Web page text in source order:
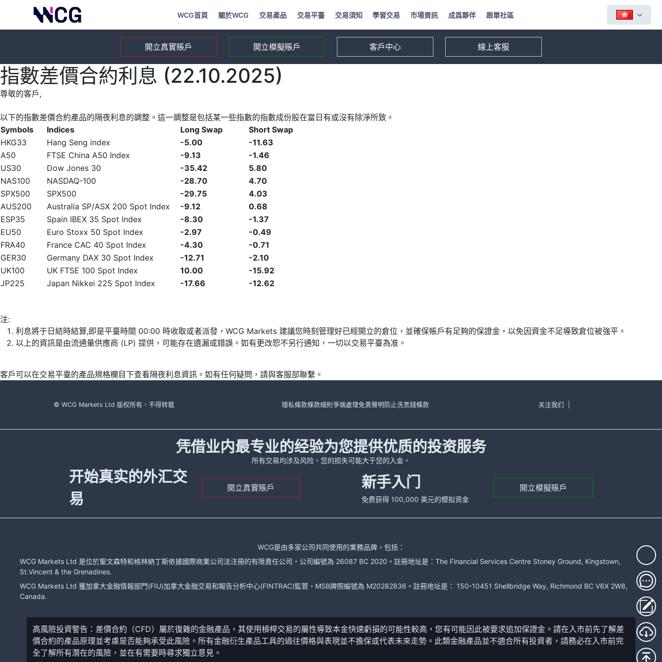
WCG首頁 關於WCG 交易產品 交易平臺 交易須知 學習交易 市場資訊 成爲夥伴 跟單社區
開立真實賬戶 開立模擬賬戶 客戶中心 線上客服
指數差價合約利息 (22.10.2025)
尊敬的客戶,
以下的指數差價合約產品的隔夜利息的調整。這一調整是包括某一些指數的指數成份股在當日有或沒有除淨所致。
Symbols
Indices Long Swap
Short Swap
HKG33
Hang Seng index -5.00
-11.63
A50
FTSE China A50 Index -9.13
-1.46
US30
Dow Jones 30 -35.42
5.80
NAS100
NASDAQ-100 -28.70
4.70
SPX500
SPX500 -29.75
4.03
AUS200
Australia SP/ASX 200 Spot Index -9.12
0.68
ESP35
Spain IBEX 35 Spot Index -8.30
-1.37
EU50
Euro Stoxx 50 Spot Index -2.97
-0.49
FRA40
France CAC 40 Spot Index -4.30
-0.71
GER30
Germany DAX 30 Spot Index -12.71
-2.10
UK100
UK FTSE 100 Spot Index 10.00
-15.92
JP225
Japan Nikkei 225 Spot Index -17.66 -12.62
注:
利息將于日結時結算,即是平臺時間 00:00 時收取或者派發，WCG Markets 建議您時刻管理好已經開立的倉位，並確保帳戶有足夠的保證金，以免因資金不足導致倉位被強平。
以上的資訊是由流通量供應商 (LP) 提供，可能存在遺漏或錯誤。如有更改恕不另行通知，一切以交易平臺為准。
客戶可以在交易平臺的產品規格欄目下查看隔夜利息資訊。如有任何疑問，請與客服部聯繫。
© WCG Markets Ltd 版权所有，不得转载 隱私條款條款細則 爭端處理免責聲明 防止洗黑錢條款 关注我们
凭借业内最专业的经验为您提供优质的投资服务
所有交易均涉及风险，您的损失可能大于您的入金。
开始真实的外汇交
易
開立真實賬戶 新手入门
免费获得 100,000 美元的模拟资金
開立模擬賬戶
WCG是由多家公司共同使用的業務品牌，包括：
WCG Markets Ltd 是位於聖文森特和格林納丁斯依據國際商業公司法注冊的有限責任公司，公司編號為 26087 BC 2020。註冊地址是：The Financial Services Centre Stoney Ground, Kingstown,
St.Vincent & the Grenadines.
WCG Markets Ltd 獲加拿大金融情報部門(FIU)加拿大金融交易和報告分析中心(FINTRAC)監管，MSB牌照編號為 M20282836。註冊地址是： 150-10451 Shellbridge Way, Richmond BC V6X 2W8,
Canada.
高風險投資警告：差價合約（CFD）屬於復雜的金融產品，其使用槓桿交易的屬性導致本金快速虧損的可能性較高，您有可能因此被要求追加保證金。請在入市前先了解差
價合約的產品原理並考慮是否能夠承受此風險。所有金融衍生產品工具的過往價格與表現並不擔保或代表未來走勢。此類金融產品並不適合所有投資者，請務必在入市前完
全了解所有潛在的風險，並在有需要時尋求獨立意見。